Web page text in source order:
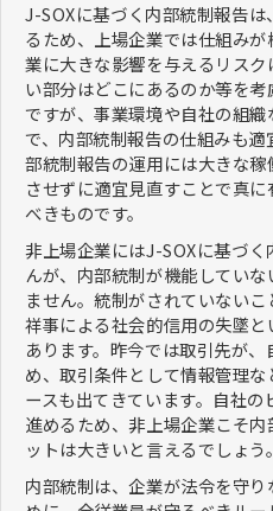
J-SOXに基づく内部統制報告
るため、上場企業では仕組み
業に大きな影響を与えるリス
い部分はどこにあるのか等を
ですが、事業環境や自社の組
で、内部統制報告の仕組みも
部統制報告の運用には大きな
させずに適宜見直すことで真
べきものです。
非上場企業にはJ-SOXに基づ
んが、内部統制が機能してい
ません。統制がされていない
祥事による社会的信用の失墜
あります。昨今では取引先が
め、取引条件として情報管理
ースも出てきています。自社
進めるため、非上場企業こそ
ットは大きいと言えるでしょう。
内部統制は、企業が法令を守